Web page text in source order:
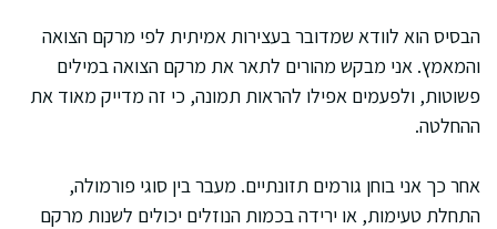
הבסיס הוא לוודא שמדובר בעצירות אמיתית לפי מרקם הצואה
והמאמץ. אני מבקש מהורים לתאר את מרקם הצואה במילים
פשוטות, ולפעמים אפילו להראות תמונה, כי זה מדייק מאוד את
ההחלטה.
אחר כך אני בוחן גורמים תזונתיים. מעבר בין סוגי פורמולה,
התחלת טעימות, או ירידה בכמות הנוזלים יכולים לשנות מרקם